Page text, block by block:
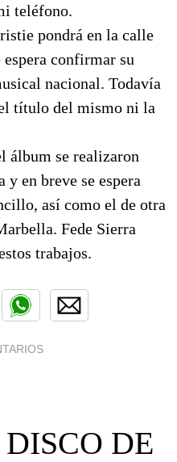
teléfono.
pondrá en la calle
confirmar su
nacional. Todavía
título del mismo ni la
álbum se realizaron
y en breve se espera
así como el de otra
Fede Sierra
trabajos.
DE